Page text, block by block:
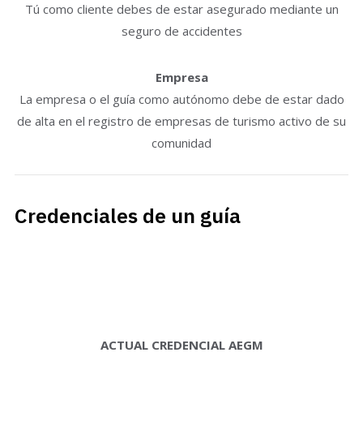
Tú como cliente debes de estar asegurado mediante un
seguro de accidentes
Empresa
La empresa o el guía como autónomo debe de estar dado
de alta en el registro de empresas de turismo activo de su
comunidad
Credenciales de un guía
ACTUAL CREDENCIAL AEGM